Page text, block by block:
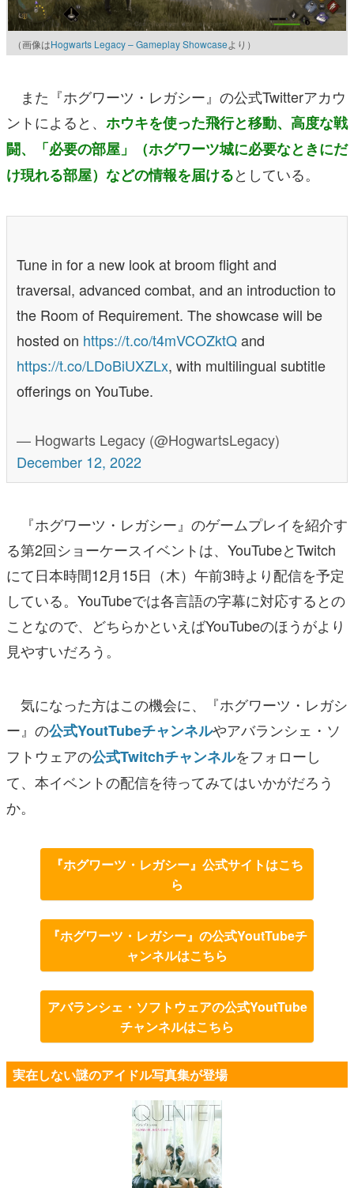
（画像はHogwarts Legacy – Gameplay Showcaseより）
また『ホグワーツ・レガシー』の公式Twitterアカウ
ントによると、 ホウキを使った飛行と移動、高度な戦
闘、「必要の部屋」
（ホグワーツ城に必要なときにだ
け現れる部屋）などの情報を届けるとしている。
Tune in for a new look at broom flight and
traversal, advanced combat, and an introduction to
the Room of Requirement. The showcase will be
hosted on https://t.co/t4mVCOZktQand
https://t.co/LDoBiUXZLx, with multilingual subtitle
offerings on YouTube.
— Hogwarts Legacy (@HogwartsLegacy)
December 12, 2022
『ホグワーツ・レガシー』のゲームプレイを紹介す
る第2回ショーケースイベントは、YouTubeとTwitch
にて日本時間12月15日（木）午前3時より配信を予定
している。YouTubeでは各言語の字幕に対応するとの
ことなので、どちらかといえばYouTubeのほうがより
見やすいだろう。
気になった方はこの機会に、『ホグワーツ・レガシ
ー』の公式YoutTubeチャンネルやアバランシェ・ソ
フトウェアの公式Twitchチャンネルをフォローし
て、本イベントの配信を待ってみてはいかがだろう
か。
『ホグワーツ・レガシー』公式サイトはこち
ら
『ホグワーツ・レガシー』の公式YoutTubeチ
ャンネルはこちら
アバランシェ・ソフトウェアの公式YoutTube
チャンネルはこちら
実在しない謎のアイドル写真集が登場